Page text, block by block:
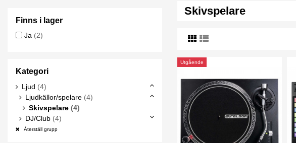
Skivspelare
Utgående
Finns i lager
Ja (2)
Kategori
Ljud (4)
Ljudkällor/spelare (4)
Skivspelare (4)
DJ/Club (4)
Återställ grupp